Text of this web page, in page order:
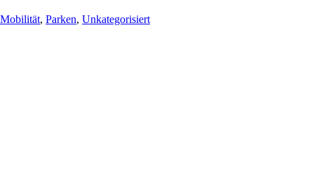
Mobilität, Parken, Unkategorisiert